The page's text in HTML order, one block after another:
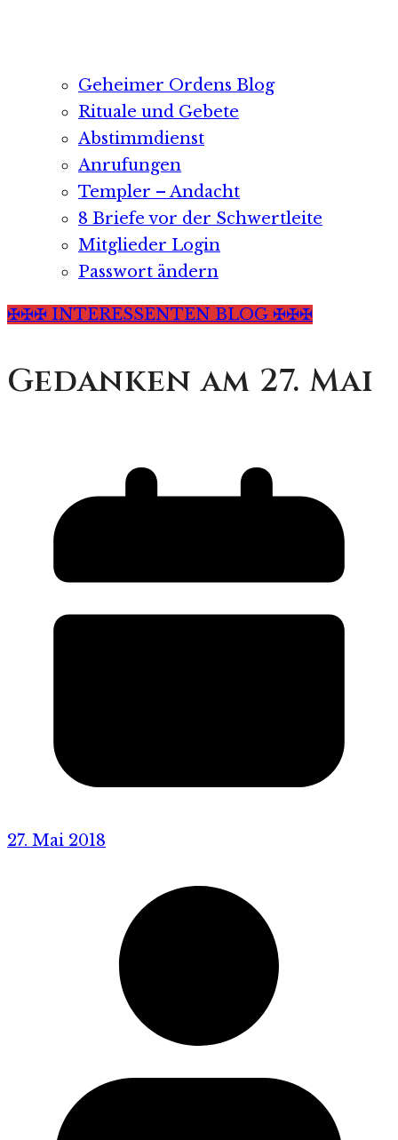
Geheimer Ordens Blog
Rituale und Gebete
Abstimmdienst
Anrufungen
Templer – Andacht
8 Briefe vor der Schwertleite
Mitglieder Login
Passwort ändern
✠✠✠ INTERESSENTEN BLOG ✠✠✠
Gedanken am 27. Mai
27. Mai 2018